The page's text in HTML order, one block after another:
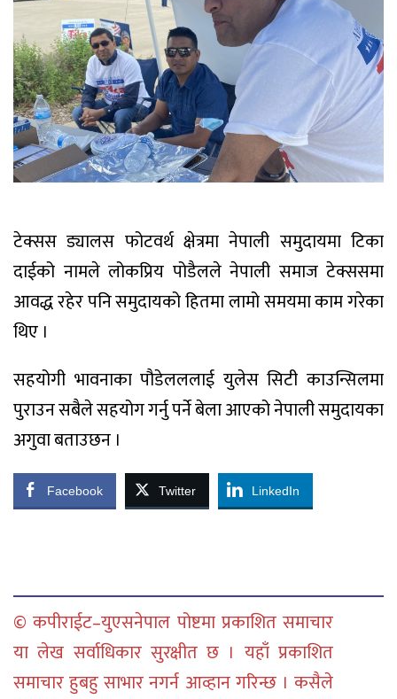
टेक्सस ड्यालस फोटवर्थ क्षेत्रमा नेपाली समुदायमा टिका
दाईको नामले लोकप्रिय पोडैलले नेपाली समाज टेक्ससमा
आवद्ध रहेर पनि समुदायको हितमा लामो समयमा काम गरेका
थिए ।
सहयोगी भावनाका पौडेलललाई युलेस सिटी काउन्सिलमा
पुराउन सबैले सहयोग गर्नु पर्ने बेला आएको नेपाली समुदायका
अगुवा बताउछन ।
Facebook Twitter LinkedIn
© कपीराईट–युएसनेपाल पोष्टमा प्रकाशित समाचार
या लेख सर्वाधिकार सुरक्षीत छ । यहाँ प्रकाशित
समाचार हुबहु साभार नगर्न आव्हान गरिन्छ । कसैले